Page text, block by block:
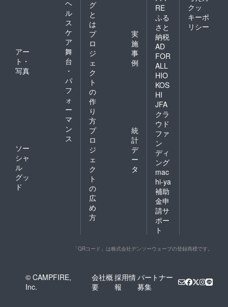
ヘ
ル
ス
ケ
ア
アー
ト・
写真
舞
台
・
パ
フ
ォ
ー
マ
ン
ス
ソー
シャ
ル
グッ
ド
グ
と
は
プ
ロ
ジ
ェ
ク
ト
の
作
り
方
実
施
事
例
プ
ロ
ジ
ェ
ク
ト
の
広
め
方
統
計
デ
ー
タ
RE
ふる
さと
納税
AD
FOR
ALL
HIO
KOS
HI
JFA
クラ
ウド
ファ
ン
ディ
ング
mac
hi-ya
補助
金申
請サ
ポー
ト
クッ
キーポ
リシー
「QRコード」は株式会社デンソーウェーブの登録商標です。
© CAMPFIRE,
Inc.
会社概
要
採用情
報
パートナー
募集